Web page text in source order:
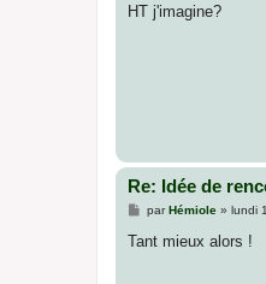
a
HT j'imagine?
Re: Idée de
M
s
parHémiole» lundi
Tant mieux alors !